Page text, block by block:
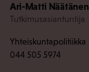
Ari-Matti Näätänen
Tutkimusasiantuntija
Yhteiskuntapolitiikka
044 505 5974